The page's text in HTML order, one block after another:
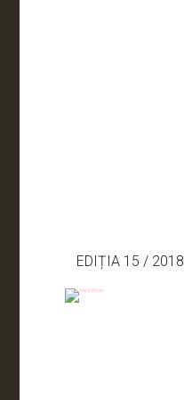
EDIȚIA 15 / 2018